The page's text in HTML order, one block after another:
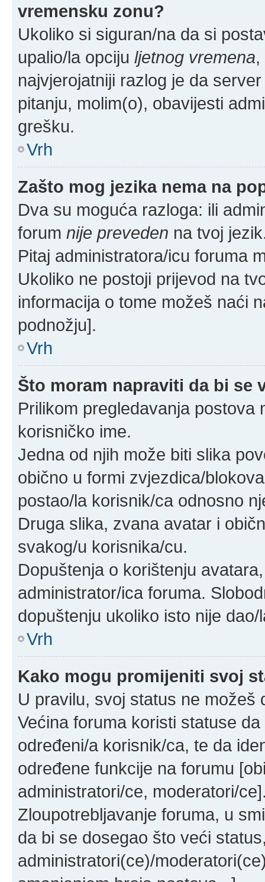
vremensku zonu?
Ukoliko si siguran/na da si
upalio/la opciju ljetnog vremena,
najvjerojatniji razlog je da
pitanju, molim(o), obavijesti
grešku.
Vrh
Zašto mog jezika nema na
Dva su moguća razloga: ili
forum nije preveden na tvoj
Pitaj administratora/icu foruma
Ukoliko ne postoji prijevod na
informacija o tome možeš naći
podnožju].
Vrh
Što moram napraviti da bi se
Prilikom pregledavanja postova
korisničko ime.
Jedna od njih može biti slika
obično u formi zvjezdica/
postao/la korisnik/ca odnosno
Druga slika, zvana avatar i
svakog/u korisnika/cu.
Dopuštenja o korištenju
administrator/ica foruma.
dopuštenju ukoliko isto nije dao/
Vrh
Kako mogu promijeniti svoj
U pravilu, svoj status ne možeš
Većina foruma koristi statuse
određeni/a korisnik/ca, te da
određene funkcije na forumu
administratori/ce, moderatori/
Zloupotrebljavanje foruma, u
da bi se dosegao što veći
administratori(ce)/